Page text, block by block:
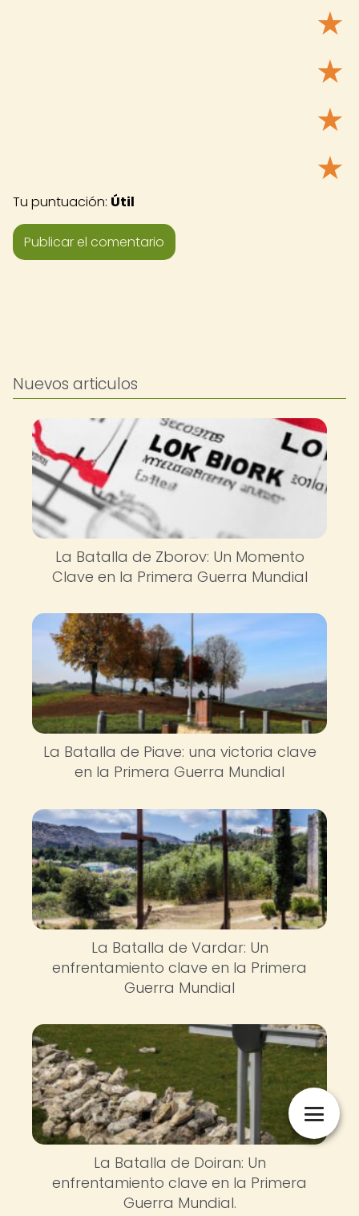
★
★
★
★
Tu puntuación: Útil
Nuevos articulos
La Batalla de Zborov: Un Momento
Clave en la Primera Guerra Mundial
La Batalla de Piave: una victoria clave
en la Primera Guerra Mundial
La Batalla de Vardar: Un
enfrentamiento clave en la Primera
Guerra Mundial
La Batalla de Doiran: Un
enfrentamiento clave en la Primera
Guerra Mundial.